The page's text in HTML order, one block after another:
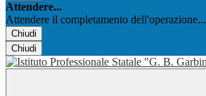
Attendere...
Attendere il completamento dell'operazione...
Chiudi
Chiudi